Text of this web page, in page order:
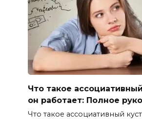
Что такое
он работает: Полное
Что такое ассоциативный